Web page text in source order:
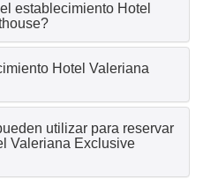
establecimiento Hotel
Hotel Valeriana
utilizar para reservar
Valeriana Exclusive